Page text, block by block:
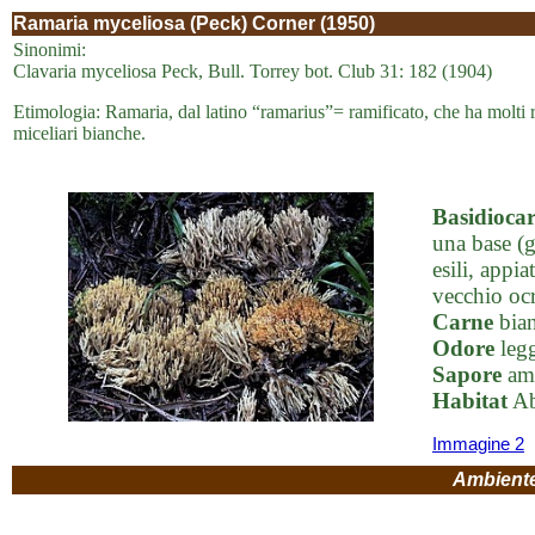
Ramaria myceliosa (Peck) Corner (1950)
Sinonimi:
Clavaria myceliosa Peck, Bull. Torrey bot. Club 31: 182 (1904)
Etimologia: Ramaria, dal latino “ramarius”= ramificato, che ha
miceliari bianche.
una base
esili,
vecchio
Carne
Odore
Sapore
Habitat
Immagine 2